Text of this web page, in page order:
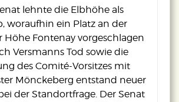
lehnte die Elbhöhe als
woraufhin ein Platz an der
Höhe Fontenay vorgeschlagen
Versmanns Tod sowie die
des Comité-Vorsitzes mit
Mönckeberg entstand neuer
der Standortfrage. Der Senat